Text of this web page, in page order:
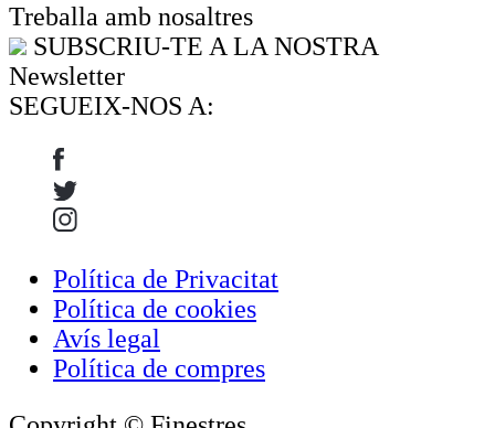
Treballa amb nosaltres
SUBSCRIU-TE A LA NOSTRA
Newsletter
SEGUEIX-NOS A:
Política de Privacitat
Política de cookies
Avís legal
Política de compres